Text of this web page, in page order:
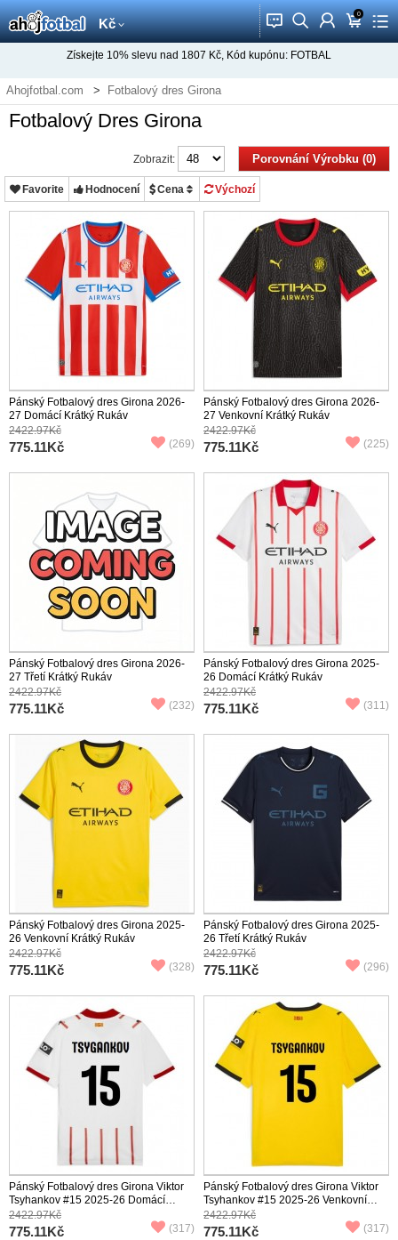
Kč 󰂱 󰂨 󰃳 0
󰃦 󰃖
Získejte 10% slevu nad 1807 Kč, Kód kupónu: FOTBAL
Ahojfotbal.com Fotbalový dres Girona
Fotbalový Dres Girona
Porovnání Výrobku (0)
Zobrazit:
Favorite Hodnocení Cena Výchozí
Pánský Fotbalový dres Girona 2026-
27 Domácí Krátký Rukáv
2422.97Kč
775.11Kč (269)
Pánský Fotbalový dres Girona 2026-
27 Venkovní Krátký Rukáv
2422.97Kč
775.11Kč (225)
Pánský Fotbalový dres Girona 2026-
27 Třetí Krátký Rukáv
2422.97Kč
775.11Kč (232)
Pánský Fotbalový dres Girona 2025-
26 Domácí Krátký Rukáv
2422.97Kč
775.11Kč (311)
Pánský Fotbalový dres Girona 2025-
26 Venkovní Krátký Rukáv
2422.97Kč
775.11Kč (328)
Pánský Fotbalový dres Girona 2025-
26 Třetí Krátký Rukáv
2422.97Kč
775.11Kč (296)
Pánský Fotbalový dres Girona Viktor
Tsyhankov #15 2025-26 Domácí
Krátký Rukáv
2422.97Kč
775.11Kč (317)
Pánský Fotbalový dres Girona Viktor
Tsyhankov #15 2025-26 Venkovní
Krátký Rukáv
2422.97Kč
775.11Kč (317)